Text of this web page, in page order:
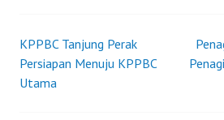
Post
navigation
KPPBC Tanjung Perak
Persiapan Menuju KPPBC
Utama